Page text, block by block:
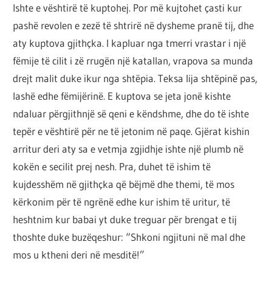
Ishte e vështirë të kuptohej. Por më kujtohet çasti kur
pashë revolen e zezë të shtrirë në dysheme pranë tij, dhe
aty kuptova gjithçka. I kapluar nga tmerri vrastar i një
fëmije të cilit i zë rrugën një katallan, vrapova sa munda
drejt malit duke ikur nga shtëpia. Teksa lija shtëpinë pas,
lashë edhe fëmijërinë. E kuptova se jeta jonë kishte
ndaluar përgjithnjë së qeni e këndshme, dhe do të ishte
tepër e vështirë për ne të jetonim në paqe. Gjërat kishin
arritur deri aty sa e vetmja zgjidhje ishte një plumb në
kokën e secilit prej nesh. Pra, duhet të ishim të
kujdesshëm në gjithçka që bëjmë dhe themi, të mos
kërkonim për të ngrënë edhe kur ishim të uritur, të
heshtnim kur babai yt duke treguar për brengat e tij
thoshte duke buzëqeshur: “Shkoni ngjituni në mal dhe
mos u ktheni deri në mesditë!”